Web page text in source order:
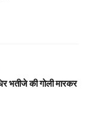
भतीजे की गोली मारकर